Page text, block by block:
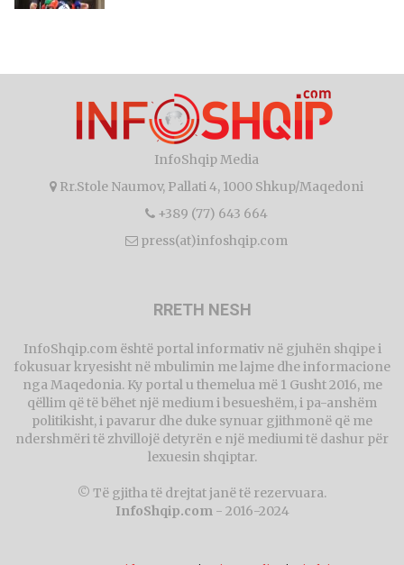
InfoShqip Media
Rr.Stole Naumov, Pallati 4, 1000 Shkup/Maqedoni
+389 (77) 643 664
press(at)infoshqip.com
RRETH NESH
InfoShqip.com është portal informativ në gjuhën shqipe i
fokusuar kryesisht në mbulimin me lajme dhe informacione
nga Maqedonia. Ky portal u themelua më 1 Gusht 2016, me
qëllim që të bëhet një medium i besueshëm, i pa-anshëm
politikisht, i pavarur dhe duke synuar gjithmonë që me
ndershmëri të zhvillojë detyrën e një mediumi të dashur për
lexuesin shqiptar.
© Të gjitha të drejtat janë të rezervuara.
InfoShqip.com - 2016-2024